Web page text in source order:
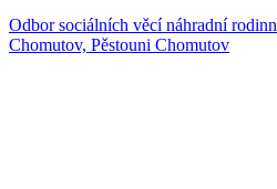
Odbor sociálních věcí náhradní
Chomutov, Pěstouni Chomutov